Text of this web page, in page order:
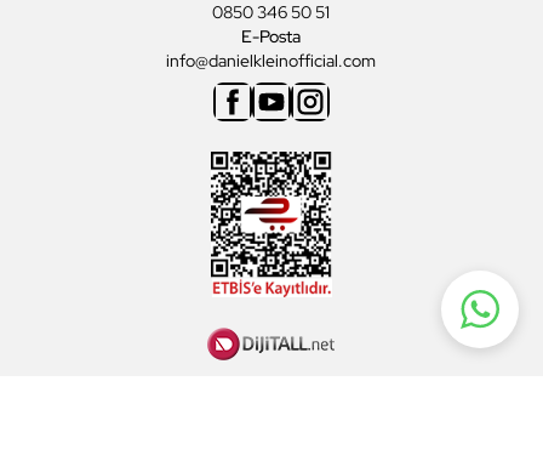
0850 346 50 51
E-Posta
info@danielkleinofficial.com
Facebook
YoutubeInstagram